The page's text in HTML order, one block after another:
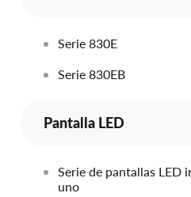
Serie 830E
Serie 830EB
Pantalla LED
Serie de pantallas LED
uno